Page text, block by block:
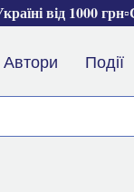
від 1000
Автори Події